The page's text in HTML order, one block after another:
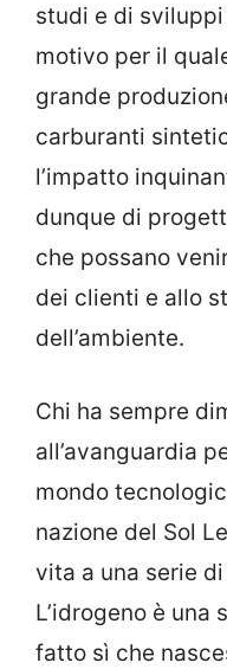
studi e di
motivo per il
grande
carburanti
l’impatto
dunque di
che possano
dei clienti e allo
dell’ambiente.
Chi ha sempre
all’avanguardia
mondo
nazione del Sol
vita a una serie
L’idrogeno è una
fatto sì che